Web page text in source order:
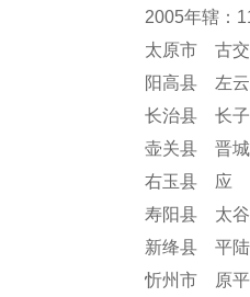
2005年辖：
太原市 古
阳高县 左
长治县 长
壶关县 晋
右玉县 应
寿阳县 太
新绛县 平
忻州市 原